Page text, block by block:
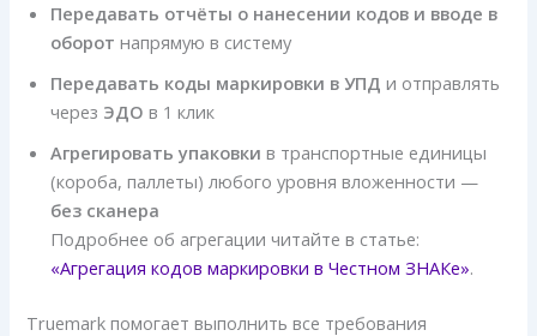
Передавать отчёты о нанесении кодов и вводе в
оборот напрямую в систему
Передавать коды маркировки в УПД и отправлять
через ЭДО в 1 клик
Агрегировать упаковки в транспортные единицы
(короба, паллеты) любого уровня вложенности —
без сканера
Подробнее об агрегации читайте в статье:
«Агрегация кодов маркировки в Честном ЗНАКе».
Truemark помогает выполнить все требования